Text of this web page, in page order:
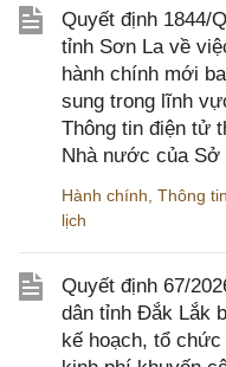
Quyết định 1844/
tỉnh Sơn La về
hành chính mới
sung trong lĩnh
Thông tin điện tử
Nhà nước của Sở
Hành chính Thông
lịch
Quyết định 67/
dân tỉnh Đắk Lắk
kế hoạch, tổ